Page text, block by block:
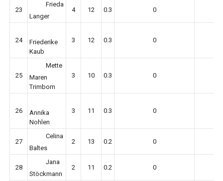
23
Frieda
Langer
4 12 0.3 0
24
Friederike
Kaub
3 12 0.3 0
25
Mette
Maren
Trimborn
3 10 0.3 0
26
Annika
Nohlen
3 11 0.3 0
27
Celina
Baltes
2 13 0.2 0
28
Jana
Stöckmann
2 11 0.2 0